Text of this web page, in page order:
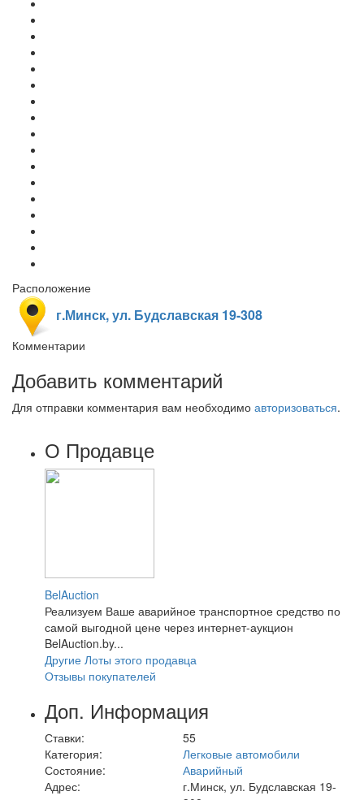
Расположение
г.Минск, ул. Будславская 19-308
Комментарии
Добавить комментарий
Для отправки комментария вам необходимо авторизоваться.
О Продавце
BelAuction
Реализуем Ваше аварийное транспортное средство по
самой выгодной цене через интернет-аукцион
BelAuction.by...
Другие Лоты этого продавца
Отзывы покупателей
Доп. Информация
Ставки:
55
Категория:
Легковые автомобили
Состояние:
Аварийный
Адрес:
г.Минск, ул. Будславская 19-